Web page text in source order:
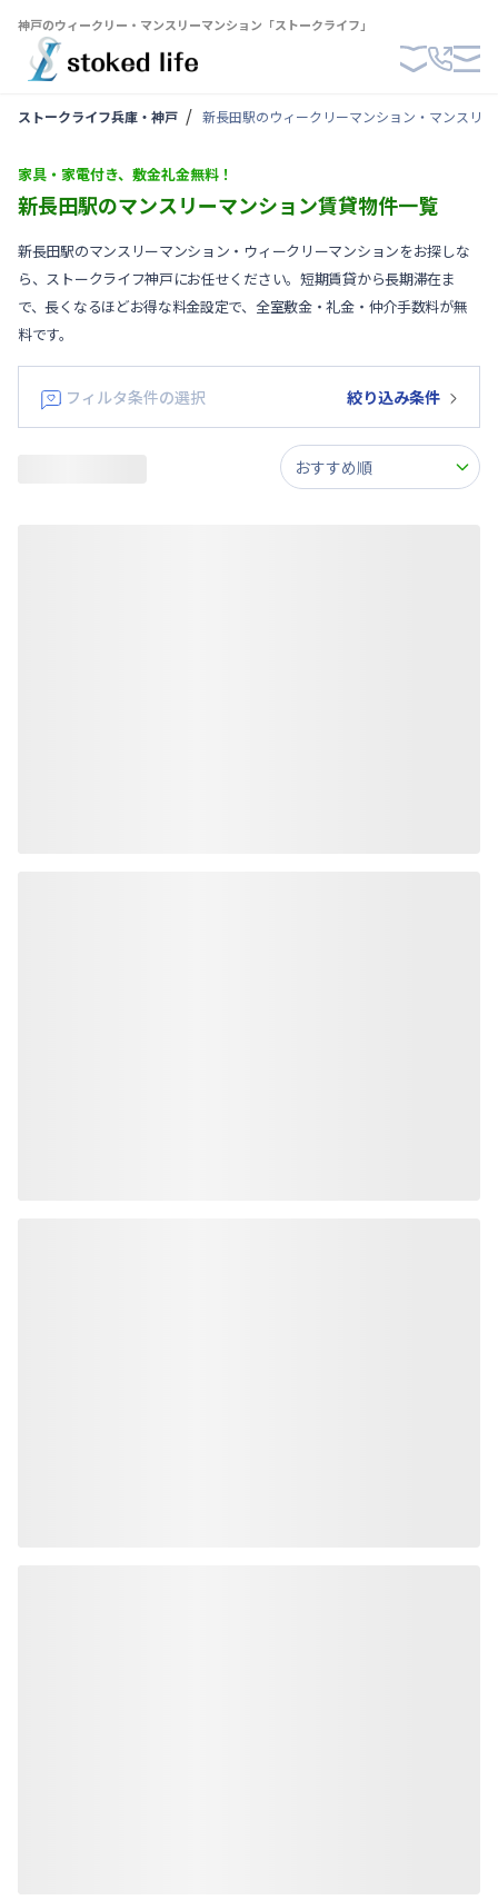
神戸のウィークリー・マンスリーマンション「ストークライフ」
ストークライフ兵庫・神戸 新長田駅のウィークリーマンション・マンスリ
家具・家電付き、敷金礼金無料！
新長田駅のマンスリーマンション賃貸物件一覧
新長田駅のマンスリーマンション・ウィークリーマンションをお探しな
ら、ストークライフ神戸にお任せください。短期賃貸から長期滞在ま
で、長くなるほどお得な料金設定で、全室敷金・礼金・仲介手数料が無
料です。
フィルタ条件の選択 絞り込み条件